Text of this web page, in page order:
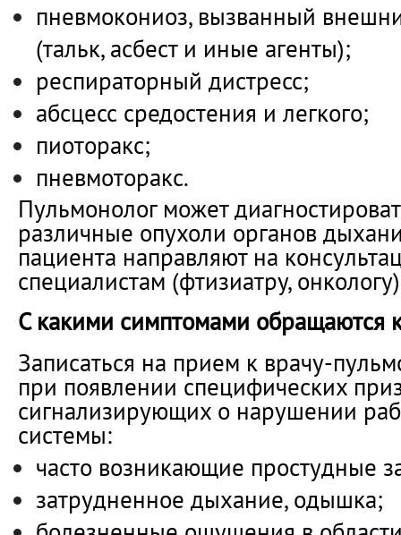
пневмокониоз, вызванный
(тальк, асбест и иные агенты);
респираторный дистресс;
абсцесс средостения и легкого;
пиоторакс;
пневмоторакс.
Пульмонолог может
различные опухоли органов
пациента направляют на
специалистам (фтизиатру,
С какими симптомами обращаются
Записаться на прием к врачу-
при появлении специфических
сигнализирующих о нарушении
системы:
часто возникающие простудные
затрудненное дыхание, одышка;